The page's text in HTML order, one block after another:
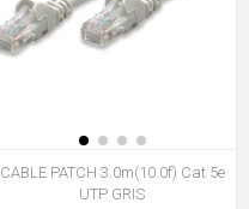
CABLE PATCH 3.0m(10.0f) Cat 5e
UTP GRIS